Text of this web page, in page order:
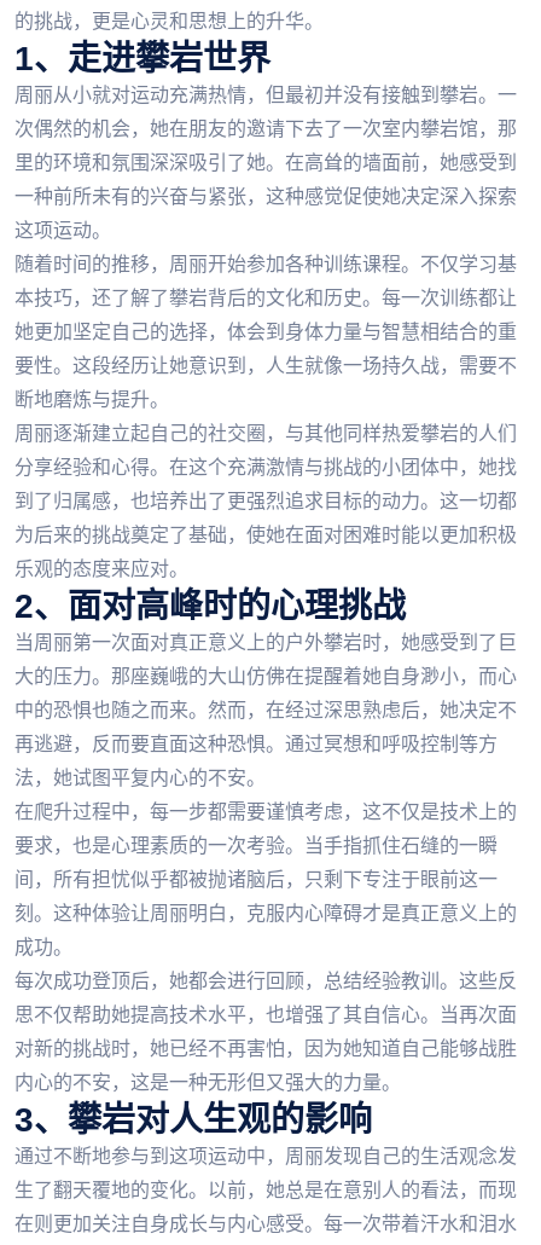
的挑战，更是心灵和思想上的升华。
1、走进攀岩世界
周丽从小就对运动充满热情，但最初并没有接触到攀岩。一
次偶然的机会，她在朋友的邀请下去了一次室内攀岩馆，那
里的环境和氛围深深吸引了她。在高耸的墙面前，她感受到
一种前所未有的兴奋与紧张，这种感觉促使她决定深入探索
这项运动。
随着时间的推移，周丽开始参加各种训练课程。不仅学习基
本技巧，还了解了攀岩背后的文化和历史。每一次训练都让
她更加坚定自己的选择，体会到身体力量与智慧相结合的重
要性。这段经历让她意识到，人生就像一场持久战，需要不
断地磨炼与提升。
周丽逐渐建立起自己的社交圈，与其他同样热爱攀岩的人们
分享经验和心得。在这个充满激情与挑战的小团体中，她找
到了归属感，也培养出了更强烈追求目标的动力。这一切都
为后来的挑战奠定了基础，使她在面对困难时能以更加积极
乐观的态度来应对。
2、面对高峰时的心理挑战
当周丽第一次面对真正意义上的户外攀岩时，她感受到了巨
大的压力。那座巍峨的大山仿佛在提醒着她自身渺小，而心
中的恐惧也随之而来。然而，在经过深思熟虑后，她决定不
再逃避，反而要直面这种恐惧。通过冥想和呼吸控制等方
法，她试图平复内心的不安。
在爬升过程中，每一步都需要谨慎考虑，这不仅是技术上的
要求，也是心理素质的一次考验。当手指抓住石缝的一瞬
间，所有担忧似乎都被抛诸脑后，只剩下专注于眼前这一
刻。这种体验让周丽明白，克服内心障碍才是真正意义上的
成功。
每次成功登顶后，她都会进行回顾，总结经验教训。这些反
思不仅帮助她提高技术水平，也增强了其自信心。当再次面
对新的挑战时，她已经不再害怕，因为她知道自己能够战胜
内心的不安，这是一种无形但又强大的力量。
3、攀岩对人生观的影响
通过不断地参与到这项运动中，周丽发现自己的生活观念发
生了翻天覆地的变化。以前，她总是在意别人的看法，而现
在则更加关注自身成长与内心感受。每一次带着汗水和泪水